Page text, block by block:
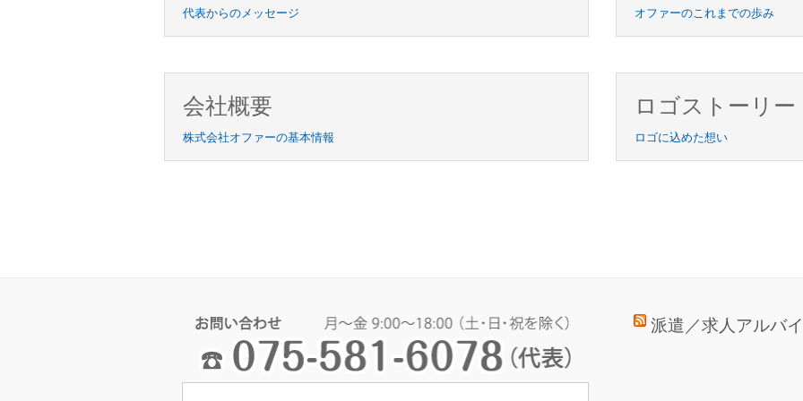
代表からのメッセージ オファーのこれまでの歩み
会社概要
株式会社オファーの基本情報
ロゴストーリー
ロゴに込めた想い
派遣／求人アルバ